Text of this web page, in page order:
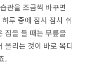
관을 조금씩 바꾸면
루 중에 잠시 잠시 쉬
짐을 들 때는 무릎을
올리는 것이 바로 목디
.